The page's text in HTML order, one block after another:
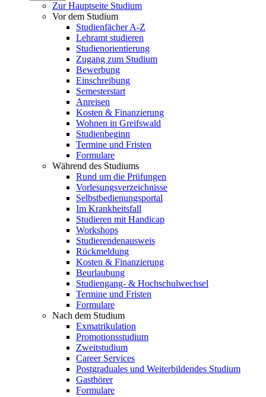
Zur Hauptseite Studium
Vor dem Studium
Studienfächer A-Z
Lehramt studieren
Studienorientierung
Zugang zum Studium
Bewerbung
Einschreibung
Semesterstart
Anreisen
Kosten & Finanzierung
Wohnen in Greifswald
Studienbeginn
Termine und Fristen
Formulare
Während des Studiums
Rund um die Prüfungen
Vorlesungsverzeichnisse
Selbstbedienungsportal
Im Krankheitsfall
Studieren mit Handicap
Workshops
Studierendenausweis
Rückmeldung
Kosten & Finanzierung
Beurlaubung
Studiengang- & Hochschulwechsel
Termine und Fristen
Formulare
Nach dem Studium
Exmatrikulation
Promotionsstudium
Zweitstudium
Career Services
Postgraduales und Weiterbildendes Studium
Gasthörer
Formulare